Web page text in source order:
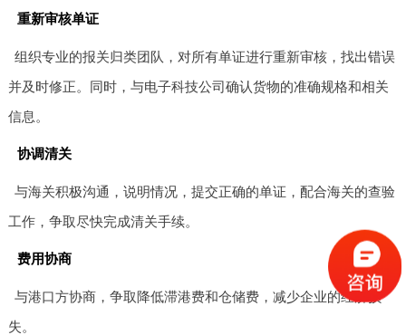
重新审核单证
组织专业的报关归类团队，对所有单证进行重新审核，找出错误
并及时修正。同时，与电子科技公司确认货物的准确规格和相关
信息。
协调清关
与海关积极沟通，说明情况，提交正确的单证，配合海关的查验
工作，争取尽快完成清关手续。
费用协商
与港口方协商，争取降低滞港费和仓储费，减少企业的经济损
失。